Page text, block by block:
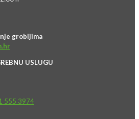
grobljima
USLUGU
555 3974